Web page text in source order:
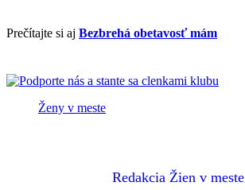
Prečítajte si aj Bezbrehá obetavosť mám
Ženy v meste
Redakcia Žien v meste